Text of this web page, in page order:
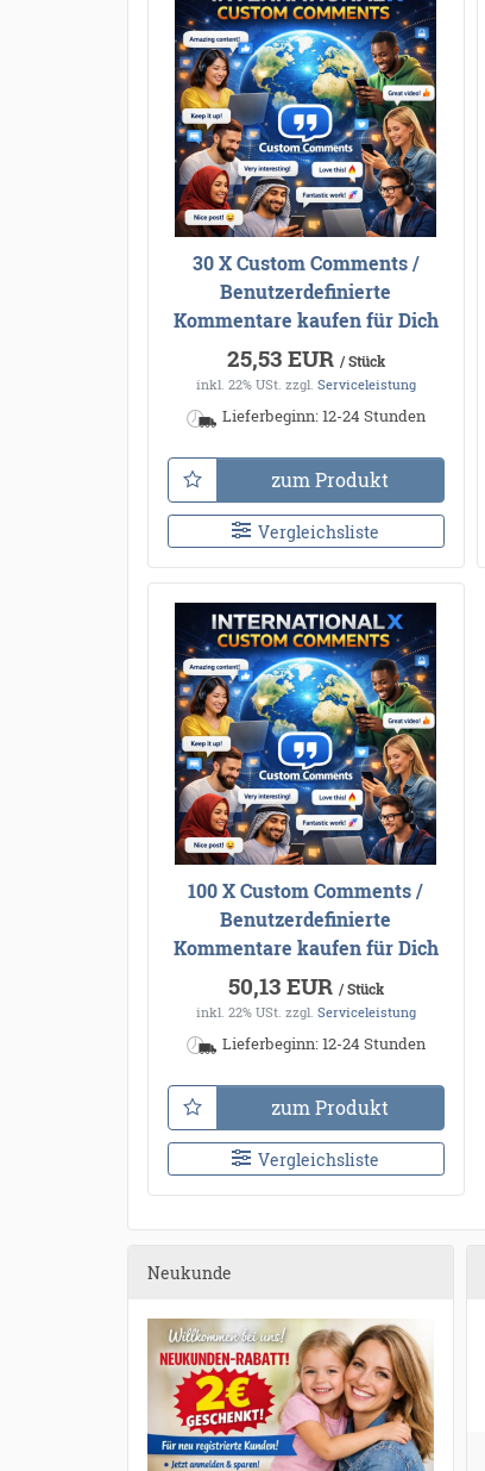
30 X Custom Comments /
Benutzerdefinierte
Kommentare kaufen für Dich
25,53 EUR / Stück
inkl. 22% USt. zzgl. Serviceleistung
Lieferbeginn: 12-24 Stunden
zum Produkt
Vergleichsliste
100 X Custom Comments /
Benutzerdefinierte
Kommentare kaufen für Dich
50,13 EUR / Stück
inkl. 22% USt. zzgl. Serviceleistung
Lieferbeginn: 12-24 Stunden
zum Produkt
Vergleichsliste
Neukunde